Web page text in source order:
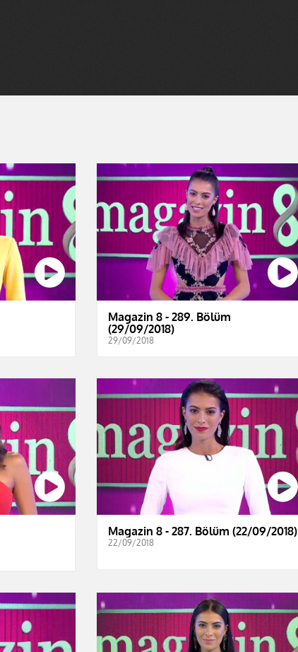
Magazin 8 - 289. Bölüm
(29/09/2018)
29/09/2018
Magazin 8 - 287. Bölüm (22/09/2018)
22/09/2018